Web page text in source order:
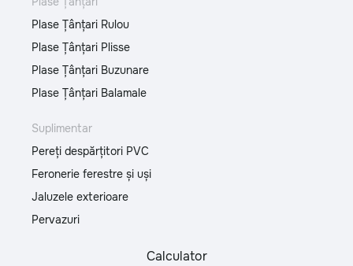
Plase Țânțari Rulou
Plase Țânțari Plisse
Plase Țânțari Buzunare
Plase Țânțari Balamale
Suplimentar
Pereți despărțitori PVC
Feronerie ferestre și uși
Jaluzele exterioare
Pervazuri
Calculator